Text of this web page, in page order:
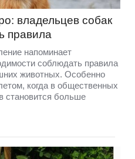
владельцев собак
правила
напоминает
соблюдать правила
животных. Особенно
когда в общественных
становится больше